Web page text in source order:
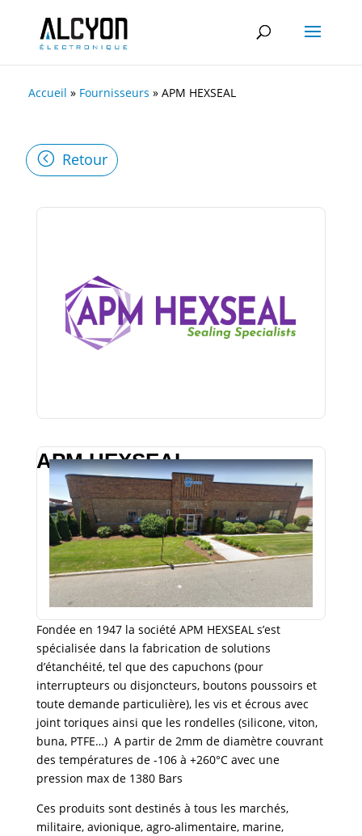
Accueil » Fournisseurs » APM HEXSEAL
Retour
APM HEXSEAL
Fondée en 1947 la société APM HEXSEAL s’est
spécialisée dans la fabrication de solutions
d’étanchéité, tel que des capuchons (pour
interrupteurs ou disjoncteurs, boutons poussoirs et
toute demande particulière), les vis et écrous avec
joint toriques ainsi que les rondelles (silicone, viton,
buna, PTFE…) A partir de 2mm de diamètre couvrant
des températures de -106 à +260°C avec une
pression max de 1380 Bars
Ces produits sont destinés à tous les marchés,
militaire, avionique, agro-alimentaire, marine,